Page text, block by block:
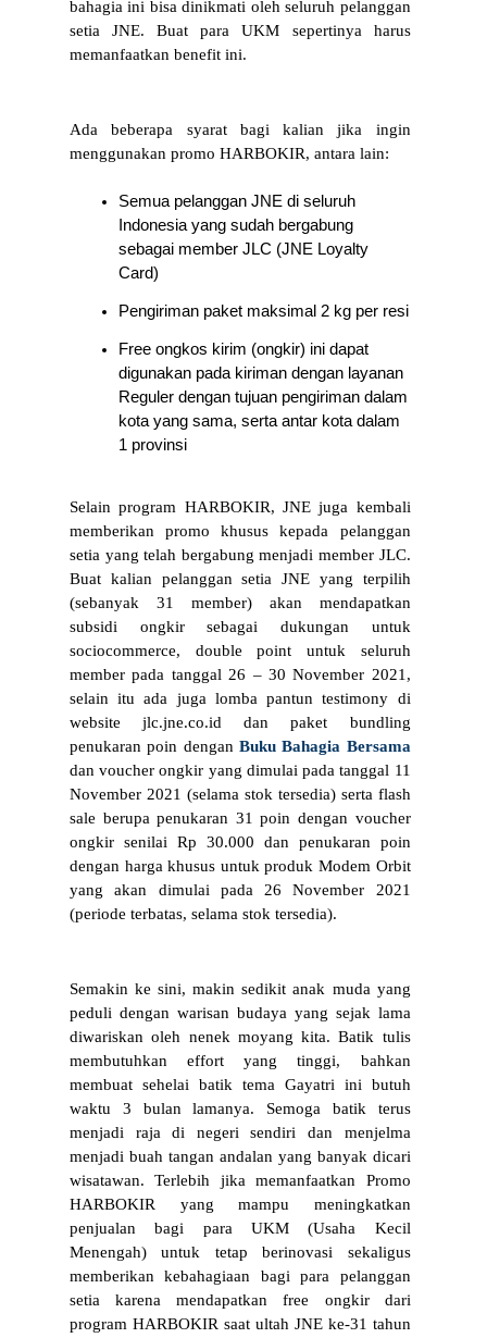
bahagia ini bisa dinikmati oleh seluruh pelanggan
setia JNE. Buat para UKM sepertinya harus
memanfaatkan benefit ini.
Ada beberapa syarat bagi kalian jika ingin
menggunakan promo HARBOKIR, antara lain:
Semua pelanggan JNE di seluruh
Indonesia yang sudah bergabung
sebagai member JLC (JNE Loyalty
Card)
Pengiriman paket maksimal 2 kg per resi
Free ongkos kirim (ongkir) ini dapat
digunakan pada kiriman dengan layanan
Reguler dengan tujuan pengiriman dalam
kota yang sama, serta antar kota dalam
1 provinsi
Selain program HARBOKIR, JNE juga kembali
memberikan promo khusus kepada pelanggan
setia yang telah bergabung menjadi member JLC.
Buat kalian pelanggan setia JNE yang terpilih
(sebanyak 31 member) akan mendapatkan
subsidi ongkir sebagai dukungan untuk
sociocommerce, double point untuk seluruh
member pada tanggal 26 – 30 November 2021,
selain itu ada juga lomba pantun testimony di
website jlc.jne.co.id dan paket bundling
penukaran poin dengan Buku Bahagia Bersama
dan voucher ongkir yang dimulai pada tanggal 11
November 2021 (selama stok tersedia) serta flash
sale berupa penukaran 31 poin dengan voucher
ongkir senilai Rp 30.000 dan penukaran poin
dengan harga khusus untuk produk Modem Orbit
yang akan dimulai pada 26 November 2021
(periode terbatas, selama stok tersedia).
Semakin ke sini, makin sedikit anak muda yang
peduli dengan warisan budaya yang sejak lama
diwariskan oleh nenek moyang kita. Batik tulis
membutuhkan effort yang tinggi, bahkan
membuat sehelai batik tema Gayatri ini butuh
waktu 3 bulan lamanya. Semoga batik terus
menjadi raja di negeri sendiri dan menjelma
menjadi buah tangan andalan yang banyak dicari
wisatawan. Terlebih jika memanfaatkan Promo
HARBOKIR yang mampu meningkatkan
penjualan bagi para UKM (Usaha Kecil
Menengah) untuk tetap berinovasi sekaligus
memberikan kebahagiaan bagi para pelanggan
setia karena mendapatkan free ongkir dari
program HARBOKIR saat ultah JNE ke-31 tahun